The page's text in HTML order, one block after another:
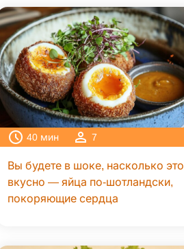
40 мин 7
Вы будете в шоке, насколько это
вкусно — яйца по-шотландски,
покоряющие сердца